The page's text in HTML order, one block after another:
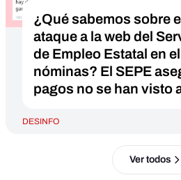
¿Qué sabemos sobre
ataque a la web del
de Empleo Estatal en
nóminas? El SEPE
pagos no se han visto
DESINFO
Ver todos